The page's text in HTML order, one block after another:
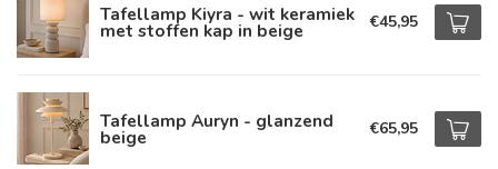
Tafellamp Kiyra - wit keramiek
met stoffen kap in beige €45,95
Tafellamp Auryn - glanzend
beige €65,95